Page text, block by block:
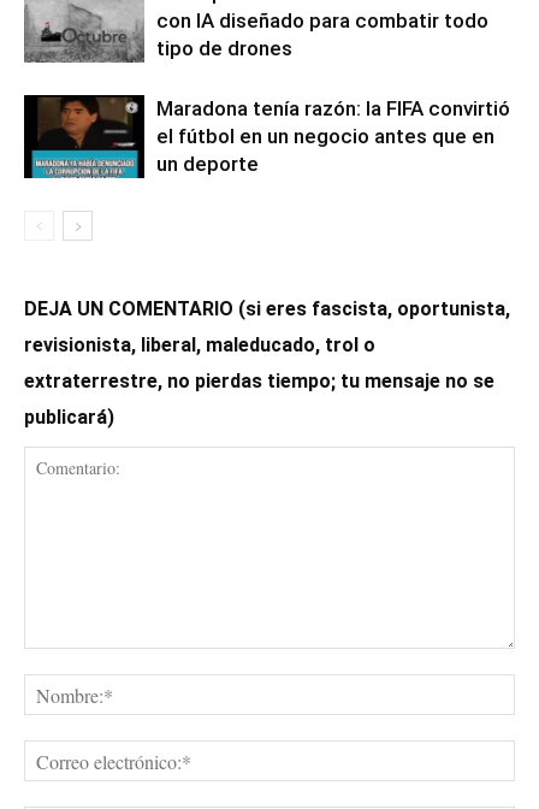
con IA diseñado para combatir todo
tipo de drones
Maradona tenía razón: la FIFA convirtió
el fútbol en un negocio antes que en
un deporte
DEJA UN COMENTARIO (si eres fascista, oportunista,
revisionista, liberal, maleducado, trol o
extraterrestre, no pierdas tiempo; tu mensaje no se
publicará)